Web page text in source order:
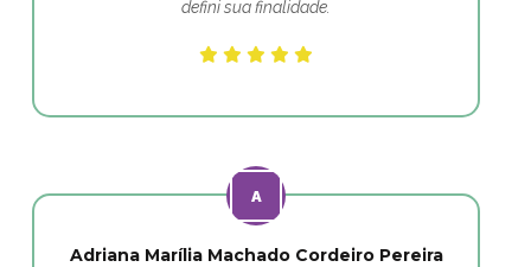
defini sua finalidade.
Adriana Marília Machado Cordeiro Pereira